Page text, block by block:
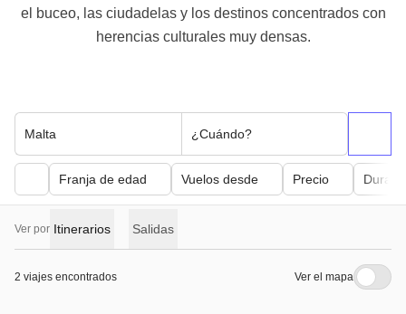
el buceo, las ciudadelas y los destinos concentrados con
herencias culturales muy densas.
Malta ¿Cuándo?
Franja de edad Vuelos desde Precio
Ver por Itinerarios Salidas
2 viajes encontrados Ver el mapa